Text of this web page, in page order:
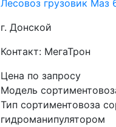
Лесовоз грузовик Маз
г. Донской
Контакт: МегаТрон
Цена по запросу
Модель
Тип сортиментовоза
гидроманипулятором